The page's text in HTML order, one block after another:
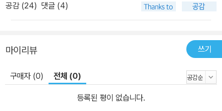
공감 (24) 댓글 (4)
마이리뷰 쓰기
구매자 (0) 전체 (0)
등록된 평이 없습니다.